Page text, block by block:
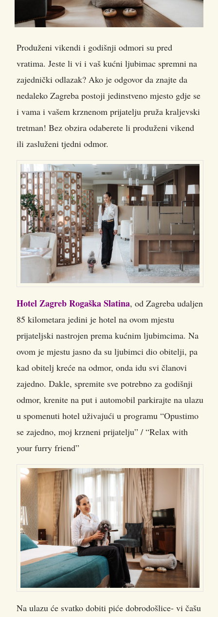
Produženi vikendi i godišnji odmori su pred
vratima. Jeste li vi i vaš kućni ljubimac spremni na
zajednički odlazak? Ako je odgovor da znajte da
nedaleko Zagreba postoji jedinstveno mjesto gdje se
i vama i vašem krznenom prijatelju pruža kraljevski
tretman! Bez obzira odaberete li produženi vikend
ili zasluženi tjedni odmor.
Hotel Zagreb Rogaška Slatina, od Zagreba udaljen
85 kilometara jedini je hotel na ovom mjestu
prijateljski nastrojen prema kućnim ljubimcima. Na
ovom je mjestu jasno da su ljubimci dio obitelji, pa
kad obitelj kreće na odmor, onda idu svi članovi
zajedno. Dakle, spremite sve potrebno za godišnji
odmor, krenite na put i automobil parkirajte na ulazu
u spomenuti hotel uživajući u programu “Opustimo
se zajedno, moj krzneni prijatelju” / “Relax with
your furry friend”
Na ulazu će svatko dobiti piće dobrodošlice- vi čašu